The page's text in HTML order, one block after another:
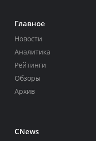
Главное
Новости
Аналитика
Рейтинги
Обзоры
Архив
CNews